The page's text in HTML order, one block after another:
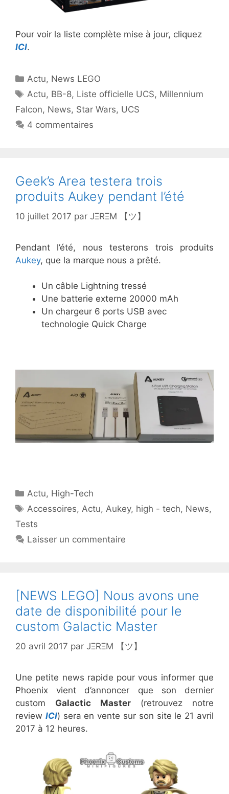
Pour voir la liste complète mise à jour, cliquez
ICI.
Catégories
Actu, News LEGO
Étiquettes
Actu, BB-8, Liste officielle UCS, Millennium
Falcon, News, Star Wars, UCS
4 commentaires
Geek’s Area testera trois
produits Aukey pendant l’été
10 juillet 2017 par JΞRΞM 【ツ】
Pendant l’été, nous testerons trois produits
Aukey, que la marque nous a prêté.
Un câble Lightning tressé
Une batterie externe 20000 mAh
Un chargeur 6 ports USB avec
technologie Quick Charge
Catégories
Actu, High-Tech
Étiquettes
Accessoires,Actu,Aukey, high - tech, News,
Tests
Laisser un commentaire
[NEWS LEGO] Nous avons une
date de disponibilité pour le
custom Galactic Master
20 avril 2017 par JΞRΞM 【ツ】
Une petite news rapide pour vous informer que
Phoenix vient d’annoncer que son dernier
custom Galactic Master (retrouvez notre
review ICI) sera en vente sur son site le 21 avril
2017 à 12 heures.